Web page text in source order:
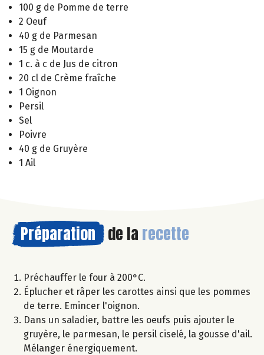
100 g de Pomme de terre
2 Oeuf
40 g de Parmesan
15 g de Moutarde
1 c. à c de Jus de citron
20 cl de Crème fraîche
1 Oignon
Persil
Sel
Poivre
40 g de Gruyère
1 Ail
Préparation de la recette
Préchauffer le four à 200°C.
Éplucher et râper les carottes ainsi que les pommes
de terre. Emincer l'oignon.
Dans un saladier, battre les oeufs puis ajouter le
gruyère, le parmesan, le persil ciselé, la gousse d'ail.
Mélanger énergiquement.